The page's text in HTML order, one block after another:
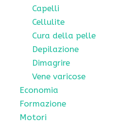
Capelli
Cellulite
Cura della pelle
Depilazione
Dimagrire
Vene varicose
Economia
Formazione
Motori